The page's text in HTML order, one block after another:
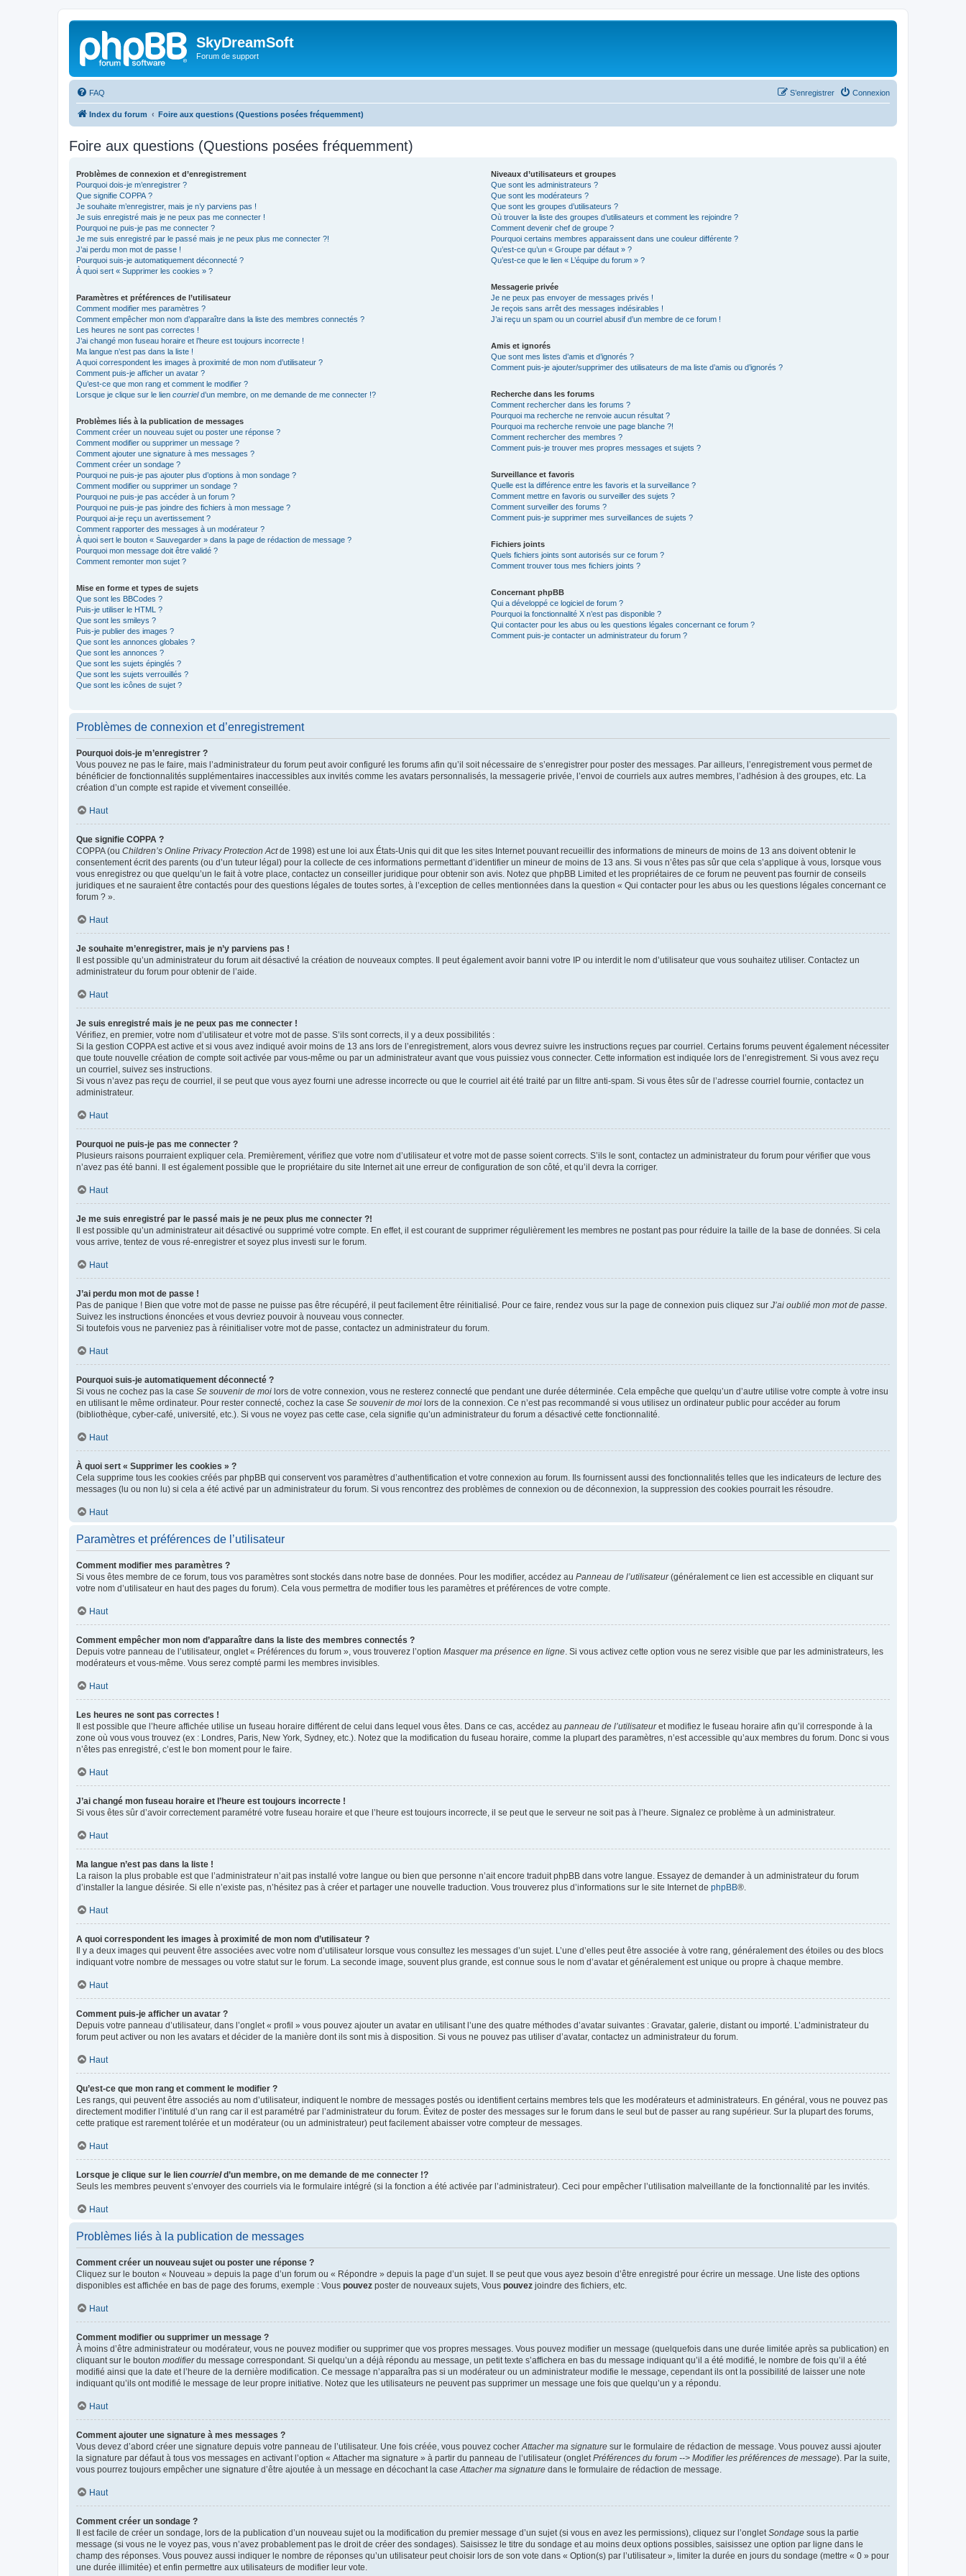
SkyDreamSoft
Forum de support
FAQ Connexion
S’enregistrer
Index du forum Foire aux questions (Questions posées fréquemment)
Foire aux questions (Questions posées fréquemment)
Problèmes de connexion et d’enregistrement
Pourquoi dois-je m’enregistrer ?
Que signifie COPPA ?
Je souhaite m’enregistrer, mais je n’y parviens pas !
Je suis enregistré mais je ne peux pas me connecter !
Pourquoi ne puis-je pas me connecter ?
Je me suis enregistré par le passé mais je ne peux plus me connecter ?!
J’ai perdu mon mot de passe !
Pourquoi suis-je automatiquement déconnecté ?
À quoi sert « Supprimer les cookies » ?
Paramètres et préférences de l’utilisateur
Comment modifier mes paramètres ?
Comment empêcher mon nom d’apparaître dans la liste des membres connectés ?
Les heures ne sont pas correctes !
J’ai changé mon fuseau horaire et l’heure est toujours incorrecte !
Ma langue n’est pas dans la liste !
A quoi correspondent les images à proximité de mon nom d’utilisateur ?
Comment puis-je afficher un avatar ?
Qu’est-ce que mon rang et comment le modifier ?
Lorsque je clique sur le lien courrield’un membre, on me demande de me connecter !?
Problèmes liés à la publication de messages
Comment créer un nouveau sujet ou poster une réponse ?
Comment modifier ou supprimer un message ?
Comment ajouter une signature à mes messages ?
Comment créer un sondage ?
Pourquoi ne puis-je pas ajouter plus d’options à mon sondage ?
Comment modifier ou supprimer un sondage ?
Pourquoi ne puis-je pas accéder à un forum ?
Pourquoi ne puis-je pas joindre des fichiers à mon message ?
Pourquoi ai-je reçu un avertissement ?
Comment rapporter des messages à un modérateur ?
À quoi sert le bouton « Sauvegarder » dans la page de rédaction de message ?
Pourquoi mon message doit être validé ?
Comment remonter mon sujet ?
Mise en forme et types de sujets
Que sont les BBCodes ?
Puis-je utiliser le HTML ?
Que sont les smileys ?
Puis-je publier des images ?
Que sont les annonces globales ?
Que sont les annonces ?
Que sont les sujets épinglés ?
Que sont les sujets verrouillés ?
Que sont les icônes de sujet ?
Niveaux d’utilisateurs et groupes
Que sont les administrateurs ?
Que sont les modérateurs ?
Que sont les groupes d’utilisateurs ?
Où trouver la liste des groupes d’utilisateurs et comment les rejoindre ?
Comment devenir chef de groupe ?
Pourquoi certains membres apparaissent dans une couleur différente ?
Qu’est-ce qu’un « Groupe par défaut » ?
Qu’est-ce que le lien « L’équipe du forum » ?
Messagerie privée
Je ne peux pas envoyer de messages privés !
Je reçois sans arrêt des messages indésirables !
J’ai reçu un spam ou un courriel abusif d’un membre de ce forum !
Amis et ignorés
Que sont mes listes d’amis et d’ignorés ?
Comment puis-je ajouter/supprimer des utilisateurs de ma liste d’amis ou d’ignorés ?
Recherche dans les forums
Comment rechercher dans les forums ?
Pourquoi ma recherche ne renvoie aucun résultat ?
Pourquoi ma recherche renvoie une page blanche ?!
Comment rechercher des membres ?
Comment puis-je trouver mes propres messages et sujets ?
Surveillance et favoris
Quelle est la différence entre les favoris et la surveillance ?
Comment mettre en favoris ou surveiller des sujets ?
Comment surveiller des forums ?
Comment puis-je supprimer mes surveillances de sujets ?
Fichiers joints
Quels fichiers joints sont autorisés sur ce forum ?
Comment trouver tous mes fichiers joints ?
Concernant phpBB
Qui a développé ce logiciel de forum ?
Pourquoi la fonctionnalité X n’est pas disponible ?
Qui contacter pour les abus ou les questions légales concernant ce forum ?
Comment puis-je contacter un administrateur du forum ?
Problèmes de connexion et d’enregistrement
Pourquoi dois-je m’enregistrer ?
Vous pouvez ne pas le faire, mais l’administrateur du forum peut avoir configuré les forums afin qu’il soit nécessaire de s’enregistrer pour poster des messages. Par ailleurs, l’enregistrement vous permet de
bénéficier de fonctionnalités supplémentaires inaccessibles aux invités comme les avatars personnalisés, la messagerie privée, l’envoi de courriels aux autres membres, l’adhésion à des groupes, etc. La
création d’un compte est rapide et vivement conseillée.
Haut
Que signifie COPPA ?
COPPA (ou Children’s Online Privacy Protection Actde 1998) est une loi aux États-Unis qui dit que les sites Internet pouvant recueillir des informations de mineurs de moins de 13 ans doivent obtenir le
consentement écrit des parents (ou d’un tuteur légal) pour la collecte de ces informations permettant d’identifier un mineur de moins de 13 ans. Si vous n’êtes pas sûr que cela s’applique à vous, lorsque vous
vous enregistrez ou que quelqu’un le fait à votre place, contactez un conseiller juridique pour obtenir son avis. Notez que phpBB Limited et les propriétaires de ce forum ne peuvent pas fournir de conseils
juridiques et ne sauraient être contactés pour des questions légales de toutes sortes, à l’exception de celles mentionnées dans la question « Qui contacter pour les abus ou les questions légales concernant ce
forum ? ».
Haut
Je souhaite m’enregistrer, mais je n’y parviens pas !
Il est possible qu’un administrateur du forum ait désactivé la création de nouveaux comptes. Il peut également avoir banni votre IP ou interdit le nom d’utilisateur que vous souhaitez utiliser. Contactez un
administrateur du forum pour obtenir de l’aide.
Haut
Je suis enregistré mais je ne peux pas me connecter !
Vérifiez, en premier, votre nom d’utilisateur et votre mot de passe. S’ils sont corrects, il y a deux possibilités :
Si la gestion COPPA est active et si vous avez indiqué avoir moins de 13 ans lors de l’enregistrement, alors vous devrez suivre les instructions reçues par courriel. Certains forums peuvent également nécessiter
que toute nouvelle création de compte soit activée par vous-même ou par un administrateur avant que vous puissiez vous connecter. Cette information est indiquée lors de l’enregistrement. Si vous avez reçu
un courriel, suivez ses instructions.
Si vous n’avez pas reçu de courriel, il se peut que vous ayez fourni une adresse incorrecte ou que le courriel ait été traité par un filtre anti-spam. Si vous êtes sûr de l’adresse courriel fournie, contactez un
administrateur.
Haut
Pourquoi ne puis-je pas me connecter ?
Plusieurs raisons pourraient expliquer cela. Premièrement, vérifiez que votre nom d’utilisateur et votre mot de passe soient corrects. S’ils le sont, contactez un administrateur du forum pour vérifier que vous
n’avez pas été banni. Il est également possible que le propriétaire du site Internet ait une erreur de configuration de son côté, et qu’il devra la corriger.
Haut
Je me suis enregistré par le passé mais je ne peux plus me connecter ?!
Il est possible qu’un administrateur ait désactivé ou supprimé votre compte. En effet, il est courant de supprimer régulièrement les membres ne postant pas pour réduire la taille de la base de données. Si cela
vous arrive, tentez de vous ré-enregistrer et soyez plus investi sur le forum.
Haut
J’ai perdu mon mot de passe !
Pas de panique ! Bien que votre mot de passe ne puisse pas être récupéré, il peut facilement être réinitialisé. Pour ce faire, rendez vous sur la page de connexion puis cliquez sur J’ai oublié mon mot de passe
Suivez les instructions énoncées et vous devriez pouvoir à nouveau vous connecter.
Si toutefois vous ne parveniez pas à réinitialiser votre mot de passe, contactez un administrateur du forum.
Haut
Pourquoi suis-je automatiquement déconnecté ?
Si vous ne cochez pas la case Se souvenir de moi lors de votre connexion, vous ne resterez connecté que pendant une durée déterminée. Cela empêche que quelqu’un d’autre utilise votre compte à votre insu
en utilisant le même ordinateur. Pour rester connecté, cochez la case Se souvenir de moi lors de la connexion. Ce n’est pas recommandé si vous utilisez un ordinateur public pour accéder au forum
(bibliothèque, cyber-café, université, etc.). Si vous ne voyez pas cette case, cela signifie qu’un administrateur du forum a désactivé cette fonctionnalité.
Haut
À quoi sert « Supprimer les cookies » ?
Cela supprime tous les cookies créés par phpBB qui conservent vos paramètres d’authentification et votre connexion au forum. Ils fournissent aussi des fonctionnalités telles que les indicateurs de lecture des
messages (lu ou non lu) si cela a été activé par un administrateur du forum. Si vous rencontrez des problèmes de connexion ou de déconnexion, la suppression des cookies pourrait les résoudre.
Haut
Paramètres et préférences de l’utilisateur
Comment modifier mes paramètres ?
Si vous êtes membre de ce forum, tous vos paramètres sont stockés dans notre base de données. Pour les modifier, accédez au Panneau de l’utilisateur(généralement ce lien est accessible en cliquant sur
votre nom d’utilisateur en haut des pages du forum). Cela vous permettra de modifier tous les paramètres et préférences de votre compte.
Haut
Comment empêcher mon nom d’apparaître dans la liste des membres connectés ?
Depuis votre panneau de l’utilisateur, onglet « Préférences du forum », vous trouverez l’option Masquer ma présence en ligne . Si vous activez cette option vous ne serez visible que par les administrateurs, les
modérateurs et vous-même. Vous serez compté parmi les membres invisibles.
Haut
Les heures ne sont pas correctes !
Il est possible que l’heure affichée utilise un fuseau horaire différent de celui dans lequel vous êtes. Dans ce cas, accédez au panneau de l’utilisateuret modifiez le fuseau horaire afin qu’il corresponde à la
zone où vous vous trouvez (ex : Londres, Paris, New York, Sydney, etc.). Notez que la modification du fuseau horaire, comme la plupart des paramètres, n’est accessible qu’aux membres du forum. Donc si vous
n’êtes pas enregistré, c’est le bon moment pour le faire.
Haut
J’ai changé mon fuseau horaire et l’heure est toujours incorrecte !
Si vous êtes sûr d’avoir correctement paramétré votre fuseau horaire et que l’heure est toujours incorrecte, il se peut que le serveur ne soit pas à l’heure. Signalez ce problème à un administrateur.
Haut
Ma langue n’est pas dans la liste !
La raison la plus probable est que l’administrateur n’ait pas installé votre langue ou bien que personne n’ait encore traduit phpBB dans votre langue. Essayez de demander à un administrateur du forum
d’installer la langue désirée. Si elle n’existe pas, n’hésitez pas à créer et partager une nouvelle traduction. Vous trouverez plus d’informations sur le site Internet de phpBB®.
Haut
A quoi correspondent les images à proximité de mon nom d’utilisateur ?
Il y a deux images qui peuvent être associées avec votre nom d’utilisateur lorsque vous consultez les messages d’un sujet. L’une d’elles peut être associée à votre rang, généralement des étoiles ou des blocs
indiquant votre nombre de messages ou votre statut sur le forum. La seconde image, souvent plus grande, est connue sous le nom d’avatar et généralement est unique ou propre à chaque membre.
Haut
Comment puis-je afficher un avatar ?
Depuis votre panneau d’utilisateur, dans l’onglet « profil » vous pouvez ajouter un avatar en utilisant l’une des quatre méthodes d’avatar suivantes : Gravatar, galerie, distant ou importé. L’administrateur du
forum peut activer ou non les avatars et décider de la manière dont ils sont mis à disposition. Si vous ne pouvez pas utiliser d’avatar, contactez un administrateur du forum.
Haut
Qu’est-ce que mon rang et comment le modifier ?
Les rangs, qui peuvent être associés au nom d’utilisateur, indiquent le nombre de messages postés ou identifient certains membres tels que les modérateurs et administrateurs. En général, vous ne pouvez pas
directement modifier l’intitulé d’un rang car il est paramétré par l’administrateur du forum. Évitez de poster des messages sur le forum dans le seul but de passer au rang supérieur. Sur la plupart des forums,
cette pratique est rarement tolérée et un modérateur (ou un administrateur) peut facilement abaisser votre compteur de messages.
Haut
Lorsque je clique sur le lien courrield’un membre, on me demande de me connecter !?
Seuls les membres peuvent s’envoyer des courriels via le formulaire intégré (si la fonction a été activée par l’administrateur). Ceci pour empêcher l’utilisation malveillante de la fonctionnalité par les invités.
Haut
Problèmes liés à la publication de messages
Comment créer un nouveau sujet ou poster une réponse ?
Cliquez sur le bouton « Nouveau » depuis la page d’un forum ou « Répondre » depuis la page d’un sujet. Il se peut que vous ayez besoin d’être enregistré pour écrire un message. Une liste des options
disponibles est affichée en bas de page des forums, exemple : Vous pouvez poster de nouveaux sujets, Vous pouvez joindre des fichiers, etc.
Haut
Comment modifier ou supprimer un message ?
À moins d’être administrateur ou modérateur, vous ne pouvez modifier ou supprimer que vos propres messages. Vous pouvez modifier un message (quelquefois dans une durée limitée après sa publication) en
cliquant sur le bouton modifierdu message correspondant. Si quelqu’un a déjà répondu au message, un petit texte s’affichera en bas du message indiquant qu’il a été modifié, le nombre de fois qu’il a été
modifié ainsi que la date et l’heure de la dernière modification. Ce message n’apparaîtra pas si un modérateur ou un administrateur modifie le message, cependant ils ont la possibilité de laisser une note
indiquant qu’ils ont modifié le message de leur propre initiative. Notez que les utilisateurs ne peuvent pas supprimer un message une fois que quelqu’un y a répondu.
Haut
Comment ajouter une signature à mes messages ?
Vous devez d’abord créer une signature depuis votre panneau de l’utilisateur. Une fois créée, vous pouvez cocher Attacher ma signature sur le formulaire de rédaction de message. Vous pouvez aussi ajouter
la signature par défaut à tous vos messages en activant l’option « Attacher ma signature » à partir du panneau de l’utilisateur (onglet Préférences du forum --> Modifier les préférences de message). Par la suite,
vous pourrez toujours empêcher une signature d’être ajoutée à un message en décochant la case Attacher ma signature dans le formulaire de rédaction de message.
Haut
Comment créer un sondage ?
Il est facile de créer un sondage, lors de la publication d’un nouveau sujet ou la modification du premier message d’un sujet (si vous en avez les permissions), cliquez sur l’onglet Sondage sous la partie
message (si vous ne le voyez pas, vous n’avez probablement pas le droit de créer des sondages). Saisissez le titre du sondage et au moins deux options possibles, saisissez une option par ligne dans le
champ des réponses. Vous pouvez aussi indiquer le nombre de réponses qu’un utilisateur peut choisir lors de son vote dans « Option(s) par l’utilisateur », limiter la durée en jours du sondage (mettre « 0 » pour
une durée illimitée) et enfin permettre aux utilisateurs de modifier leur vote.